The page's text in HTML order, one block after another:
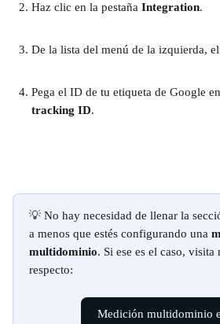
Haz clic en la pestaña Integration.
De la lista del menú de la izquierda,
Pega el ID de tu etiqueta de Google
tracking ID.
💡 No hay necesidad de llenar la
a menos que estés configurando una
multidominio. Si ese es el caso,
respecto:
Medición multidominio